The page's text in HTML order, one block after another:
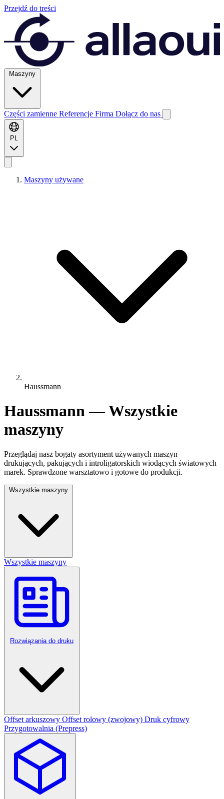
Przejdź do treści
Maszyny
Części zamienne Referencje Firma Dołącz do nas
PL
Maszyny używane
Haussmann
Haussmann — Wszystkie
maszyny
Przeglądaj nasz bogaty asortyment używanych maszyn
drukujących, pakujących i introligatorskich wiodących światowych
marek. Sprawdzone warsztatowo i gotowe do produkcji.
Wszystkie maszyny
Wszystkie maszyny
Rozwiązania do druku
Offset arkuszowy Offset rolowy (zwojowy) Druk cyfrowy
Przygotowalnia (Prepress)